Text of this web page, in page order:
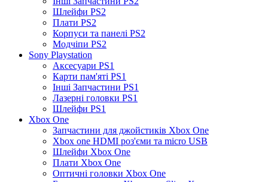
Шлейфи PS2
Плати PS2
Корпуси та панелі PS2
Модчіпи PS2
Sony Playstation
Аксесуари PS1
Карти пам'яті PS1
Інші Запчастини PS1
Лазерні головки PS1
Шлейфи PS1
Xbox One
Запчастини для джойстиків Xbox One
Xbox one HDMI роз'єми та micro USB
Шлейфи Xbox One
Плати Xbox One
Оптичні головки Xbox One